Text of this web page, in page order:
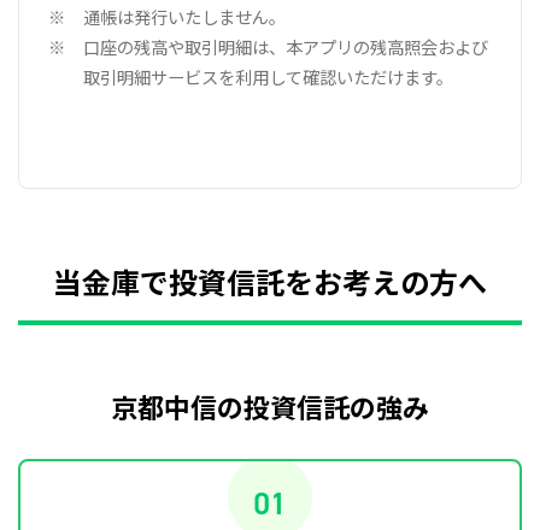
通帳は発行いたしません。
口座の残高や取引明細は、本アプリの残高照会および
取引明細サービスを利用して確認いただけます。
当金庫で投資信託をお考えの方へ
京都中信の投資信託の強み